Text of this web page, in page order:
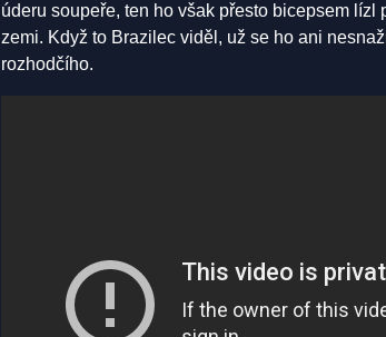
úderu soupeře, ten ho však přesto bicepsem
zemi. Když to Brazilec viděl, už se ho ani
rozhodčího.